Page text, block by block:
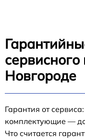
Новгороде
Гарантия от
комплектующие —
Что считается